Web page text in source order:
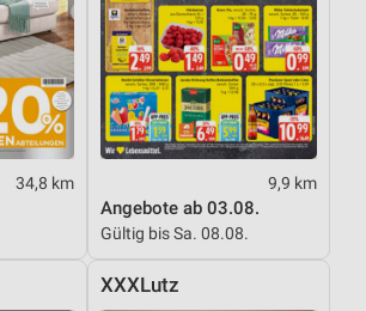
34,8 km 9,9 km
Angebote ab 03.08.
Gültig bis Sa. 08.08.
XXXLutz